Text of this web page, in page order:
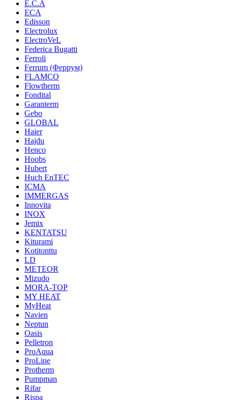
E.C.A
ECA
Edisson
Electrolux
ElectroVeL
Federica Bugatti
Ferroli
Ferrum (Феррум)
FLAMCO
Flowtherm
Fondital
Garanterm
Gebo
GLOBAL
Haier
Hajdu
Henco
Hoobs
Hubert
Huch EnTEC
ICMA
IMMERGAS
Innovita
INOX
Jemix
KENTATSU
Kiturami
Kotitonttu
LD
METEOR
Mizudo
MORA-TOP
MY HEAT
MyHeat
Navien
Neptun
Oasis
Pelletron
ProAqua
ProLine
Protherm
Pumpman
Rifar
Rispa